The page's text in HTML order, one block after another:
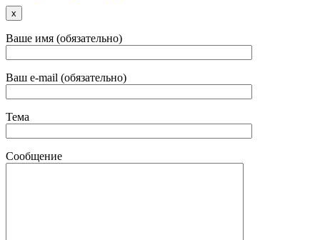
x
Ваше имя (обязательно)
Ваш e-mail (обязательно)
Тема
Сообщение